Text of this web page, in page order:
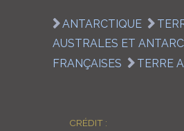
ANTARCTIQUE
AUSTRALES ET
FRANÇAISES
TERRE
CRÉDIT :